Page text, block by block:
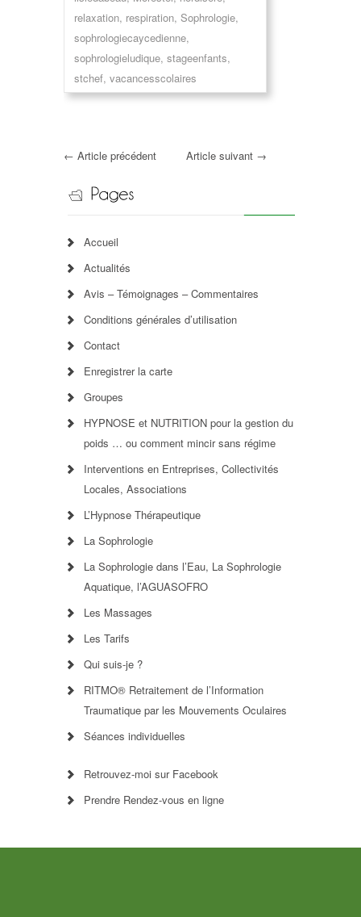
relaxation, respiration, Sophrologie,
sophrologiecaycedienne,
sophrologieludique, stageenfants,
stchef, vacancesscolaires
← Article précédent Article suivant →
Accueil
Actualités
Avis – Témoignages – Commentaires
Conditions générales d’utilisation
Contact
Enregistrer la carte
Groupes
HYPNOSE et NUTRITION pour la gestion du
poids … ou comment mincir sans régime
Interventions en Entreprises, Collectivités
Locales, Associations
L’Hypnose Thérapeutique
La Sophrologie
La Sophrologie dans l’Eau, La Sophrologie
Aquatique, l’AGUASOFRO
Les Massages
Les Tarifs
Qui suis-je ?
RITMO® Retraitement de l’Information
Traumatique par les Mouvements Oculaires
Séances individuelles
Retrouvez-moi sur Facebook
Prendre Rendez-vous en ligne